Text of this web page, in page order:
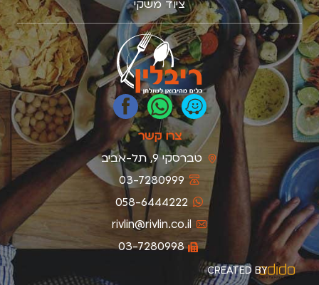
ציוד משקי
צרו קשר
טברסקי 9, תל-אביב
03-7280999
058-6444222
rivlin@rivlin.co.il
03-7280998
CREATED BY